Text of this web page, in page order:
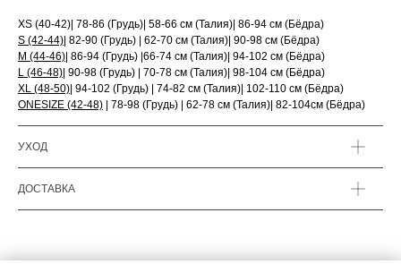
XS (40-42)| 78-86 (Грудь)| 58-66 см (Талия)| 86-94 см (Бёдра)
S (42-44) | 82-90 (Грудь) | 62-70 см (Талия)| 90-98 см (Бёдра)
M (44-46) | 86-94 (Грудь) |66-74 см (Талия)| 94-102 см (Бёдра)
L (46-48) | 90-98 (Грудь) | 70-78 см (Талия)| 98-104 см (Бёдра)
XL (48-50) | 94-102 (Грудь) | 74-82 см (Талия)| 102-110 см (Бёдра)
ONESIZE (42-48) | 78-98 (Грудь) | 62-78 см (Талия)| 82-104см (Бёдра)
УХОД
ДОСТАВКА